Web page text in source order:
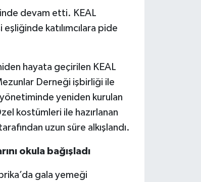
devam etti. KEAL
katılımcılara pide
hayata geçirilen KEAL
Derneği işbirliği ile
yeniden kurulan
kostümleri ile hazırlanan
uzun süre alkışlandı.
okula bağışladı
gala yemeği